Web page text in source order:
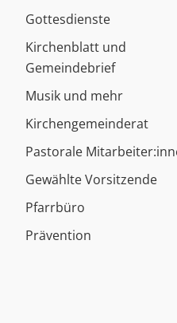
Gottesdienste
Kirchenblatt und
Gemeindebrief
Musik und mehr
Kirchengemeinderat
Pastorale
Gewählte Vorsitzende
Pfarrbüro
Prävention